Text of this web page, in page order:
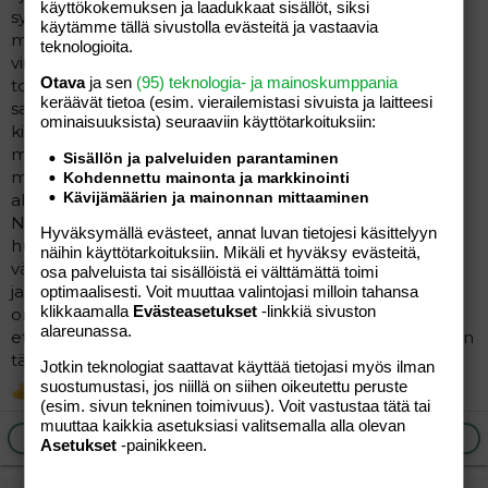
syön 20.7. asti, samalla säästyn ensi viikon lomalla
menkoilta. Nata-tuloksessa menee kuulemma 3-4
viikkoa mutta lääkärin mielestä ehditään
todennäköisesti silti syyskuussa tekemään pas. Hän
sanoi että se tehdäänjoka tapauksessa Menopur-OI-
kiertoon, mutta natan perusteella hoitokaaviota
muokataan. En tiedä sitten mitä eri tapoja tähän on
mutta ilmeisesti muokkaukset eivät yleensä kohdistu
alkukiertoon.
Nyt tosiaan pakastetaan kaikki alkiot, joten jos
huomenna on hedelmöittyneitä niin piinailu jatkuu
vähintään ensi viikon maanantaille, ja saattaahan viljely
jatkua sitten vielä tiistaillekin. Oon kyllä nyt todella
onnessani, että biologit huolehtii soluista tästä
eteenpäin ja mä voin löysäillä elintapojen kanssa. Onhan
tässä tullutkin tiukisteltua koko kevät.
R
a
c
t
MariamimijaAnnika88
Ilmoita asiaton viesti
käyttökokemuksen ja laadukkaat sisällöt, siksi
käytämme tällä sivustolla evästeitä ja vastaavia
teknologioita.
Otavaja sen (95) teknologia- ja mainoskumppania
keräävät tietoa (esim. vierailemis­tasi sivuista ja laitteesi
ominaisuuk­sista) seuraaviin käyttötarkoituksiin:
Sisällön ja palveluiden parantaminen
Kohdennettu mainonta ja markkinointi
Kävijämäärien ja mainonnan mittaaminen
Hyväksymällä evästeet, annat luvan tietojesi käsittelyyn
näihin käyttötarkoituksiin. Mikäli et hyväksy evästeitä,
osa palveluista tai sisällöistä ei välttämättä toimi
optimaalisesti. Voit muuttaa valintojasi milloin tahansa
klikkaamalla Evästeasetukset -linkkiä sivuston
alareunassa.
Jotkin teknologiat saattavat käyttää tietojasi myös ilman
suostumustasi, jos niillä on siihen oikeutettu peruste
(esim. sivun tekninen toimivuus). Voit vastustaa tätä tai
muuttaa kaikkia asetuksiasi valitsemalla alla olevan
Asetukset -painikkeen.